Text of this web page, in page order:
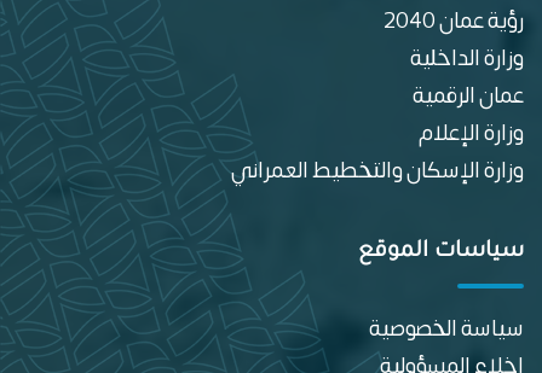
رؤية عمان 2040
وزارة الداخلية
عمان الرقمية
وزارة الإعلام
وزارة الإسكان والتخطيط العمراني
سياسات الموقع
سياسة الخصوصية